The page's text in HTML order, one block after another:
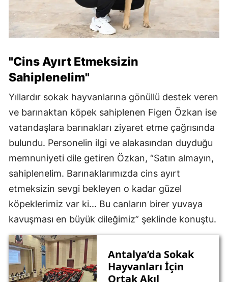
"Cins Ayırt Etmeksizin
Sahiplenelim"
Yıllardır sokak hayvanlarına gönüllü destek veren
ve barınaktan köpek sahiplenen Figen Özkan ise
vatandaşlara barınakları ziyaret etme çağrısında
bulundu. Personelin ilgi ve alakasından duyduğu
memnuniyeti dile getiren Özkan, “Satın almayın,
sahiplenelim. Barınaklarımızda cins ayırt
etmeksizin sevgi bekleyen o kadar güzel
köpeklerimiz var ki... Bu canların birer yuvaya
kavuşması en büyük dileğimiz” şeklinde konuştu.
Antalya’da Sokak
Hayvanları İçin
Ortak Akıl